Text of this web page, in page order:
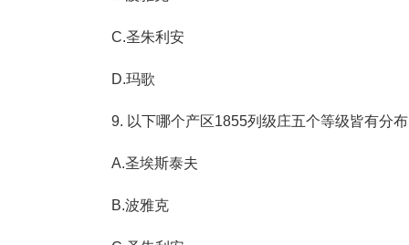
C.圣朱利安
D.玛歌
9. 以下哪个产区1855列级庄五个等级皆有分
A.圣埃斯泰夫
B.波雅克